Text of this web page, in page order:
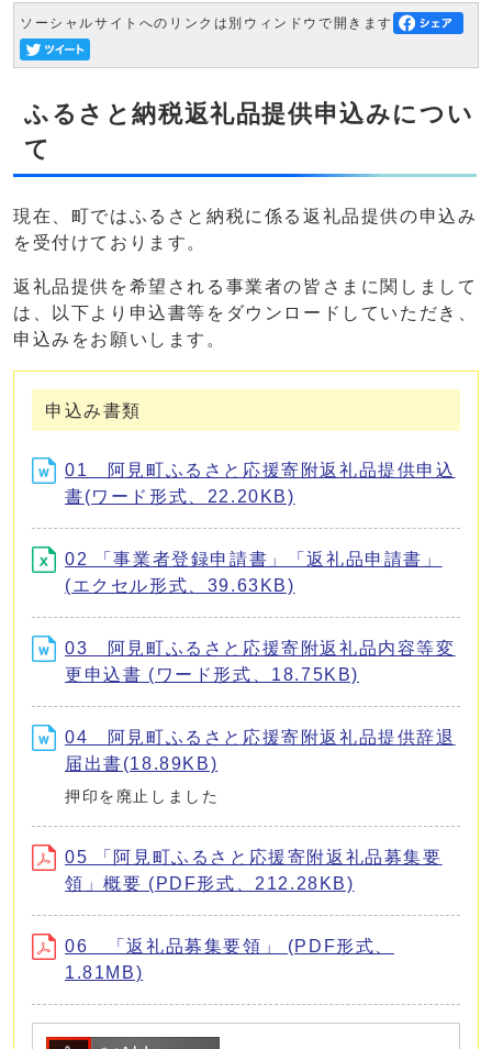
ソーシャルサイトへのリンクは別ウィンドウで開きます
ふるさと納税返礼品提供申込みについ
て
現在、町ではふるさと納税に係る返礼品提供の申込み
を受付けております。
返礼品提供を希望される事業者の皆さまに関しまして
は、以下より申込書等をダウンロードしていただき、
申込みをお願いします。
申込み書類
01 阿見町ふるさと応援寄附返礼品提供申込
書(ワード形式、22.20KB)
02 「事業者登録申請書」「返礼品申請書」
(エクセル形式、39.63KB)
03 阿見町ふるさと応援寄附返礼品内容等変
更申込書 (ワード形式、18.75KB)
04 阿見町ふるさと応援寄附返礼品提供辞退
届出書(18.89KB)
押印を廃止しました
05 「阿見町ふるさと応援寄附返礼品募集要
領」概要 (PDF形式、212.28KB)
06 「返礼品募集要領」 (PDF形式、
1.81MB)